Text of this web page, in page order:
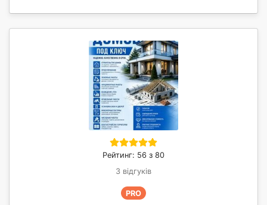
Рейтинг: 56 з 80
3 відгуків
PRO